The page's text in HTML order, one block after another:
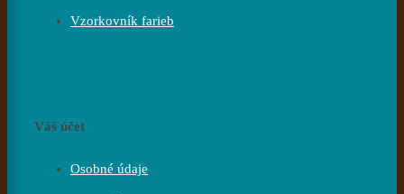
Vzorkovník farieb
Váš účet
Osobné údaje